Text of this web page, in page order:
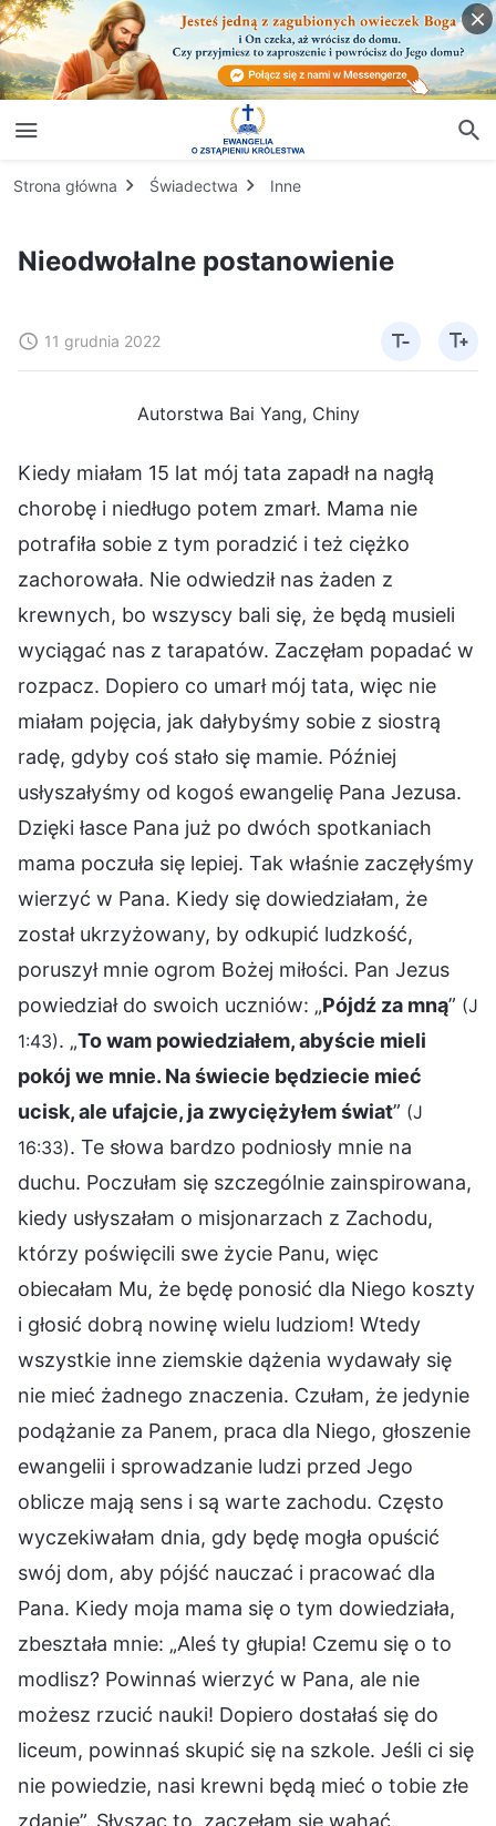
Strona główna Świadectwa Inne
Nieodwołalne postanowienie
11 grudnia 2022
Autorstwa Bai Yang, Chiny
Kiedy miałam 15 lat mój tata zapadł na nagłą
chorobę i niedługo potem zmarł. Mama nie
potrafiła sobie z tym poradzić i też ciężko
zachorowała. Nie odwiedził nas żaden z
krewnych, bo wszyscy bali się, że będą musieli
wyciągać nas z tarapatów. Zaczęłam popadać w
rozpacz. Dopiero co umarł mój tata, więc nie
miałam pojęcia, jak dałybyśmy sobie z siostrą
radę, gdyby coś stało się mamie. Później
usłyszałyśmy od kogoś ewangelię Pana Jezusa.
Dzięki łasce Pana już po dwóch spotkaniach
mama poczuła się lepiej. Tak właśnie zaczęłyśmy
wierzyć w Pana. Kiedy się dowiedziałam, że
został ukrzyżowany, by odkupić ludzkość,
poruszył mnie ogrom Bożej miłości. Pan Jezus
powiedział do swoich uczniów: „Pójdź za mną” (J
1:43). „To wam powiedziałem, abyście mieli
pokój we mnie. Na świecie będziecie mieć
ucisk, ale ufajcie, ja zwyciężyłem świat” (J
16:33). Te słowa bardzo podniosły mnie na
duchu. Poczułam się szczególnie zainspirowana,
kiedy usłyszałam o misjonarzach z Zachodu,
którzy poświęcili swe życie Panu, więc
obiecałam Mu, że będę ponosić dla Niego koszty
i głosić dobrą nowinę wielu ludziom! Wtedy
wszystkie inne ziemskie dążenia wydawały się
nie mieć żadnego znaczenia. Czułam, że jedynie
podążanie za Panem, praca dla Niego, głoszenie
ewangelii i sprowadzanie ludzi przed Jego
oblicze mają sens i są warte zachodu. Często
wyczekiwałam dnia, gdy będę mogła opuścić
swój dom, aby pójść nauczać i pracować dla
Pana. Kiedy moja mama się o tym dowiedziała,
zbeształa mnie: „Aleś ty głupia! Czemu się o to
modlisz? Powinnaś wierzyć w Pana, ale nie
możesz rzucić nauki! Dopiero dostałaś się do
liceum, powinnaś skupić się na szkole. Jeśli ci się
nie powiedzie, nasi krewni będą mieć o tobie złe
zdanie”. Słysząc to, zaczęłam się wahać.